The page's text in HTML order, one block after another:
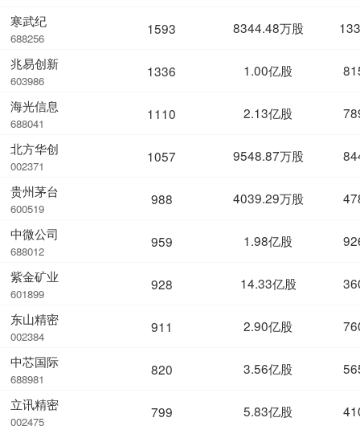
寒武纪
688256
兆易创新
603986
海光信息
688041
北方华创
002371
贵州茅台
600519
中微公司
688012
紫金矿业
601899
东山精密
002384
中芯国际
688981
立讯精密
002475
1593 8344.48万股
1336 1.00亿股
1110 2.13亿股
1057 9548.87万股
988 4039.29万股
959 1.98亿股
928 14.33亿股
911 2.90亿股
820 3.56亿股
799 5.83亿股